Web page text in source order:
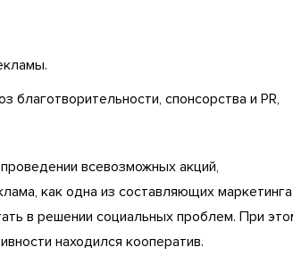
благотворительности, спонсорства и PR,
всевозможных акций,
как одна из составляющих
в решении социальных проблем. При
находился кооператив.